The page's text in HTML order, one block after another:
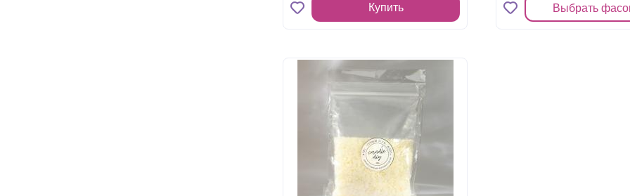
Купить Выбрать